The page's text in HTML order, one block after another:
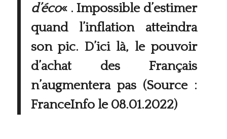
d’éco« . Impossible d’estimer
quand l’inflation atteindra
son pic. D’ici là, le pouvoir
d’achat des Français
n’augmentera pas (Source :
FranceInfo le 08.01.2022)